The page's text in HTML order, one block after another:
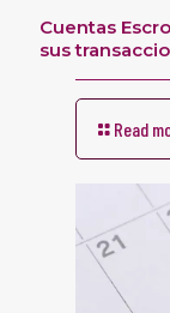
Cuentas
sus
Read